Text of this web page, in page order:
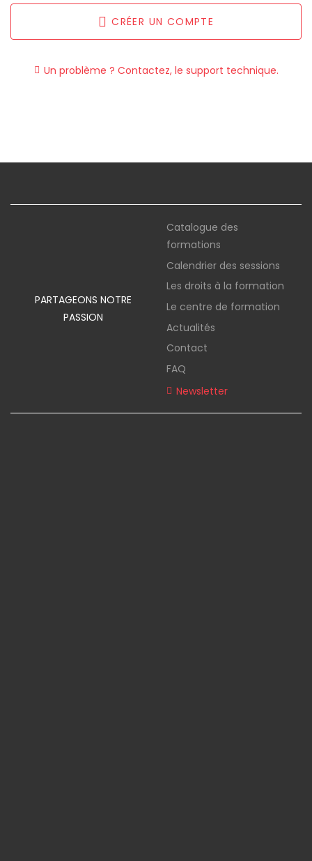
CRÉER UN COMPTE
Un problème ? Contactez, le support technique.
PARTAGEONS NOTRE
PASSION
Catalogue des
formations
Calendrier des sessions
Les droits à la formation
Le centre de formation
Actualités
Contact
FAQ
Newsletter